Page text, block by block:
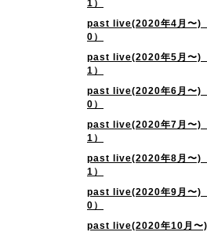
1）
past live(2020年4月〜)
0）
past live(2020年5月〜)
1）
past live(2020年6月〜)
0）
past live(2020年7月〜)
1）
past live(2020年8月〜)
1）
past live(2020年9月〜)
0）
past live(2020年10月〜)